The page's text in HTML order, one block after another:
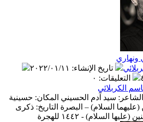
ونهاري
تاريخ الإنشاء: ٢٠٢٢/٠١/١١
التعليقات: ٠
الكربلائي
الحجم: ٣.٠٤ MB الشاعر: سيد آدم الحسيني المكان: حسينية
السلام) – البصرة التاريخ: ذكرى
السلام) - ١٤٤٢ للهجرة